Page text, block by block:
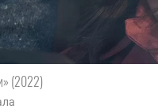
(2022)